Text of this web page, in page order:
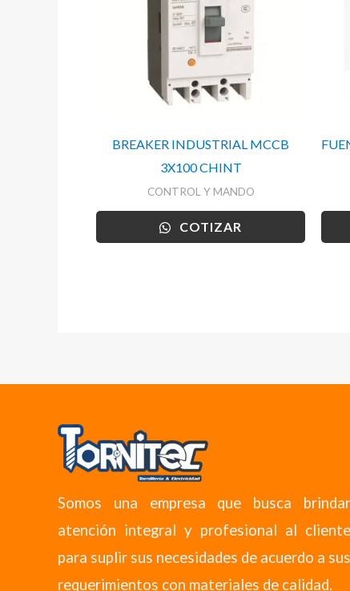
BREAKER INDUSTRIAL MCCB
3X100 CHINT
CONTROL Y MANDO
COTIZAR
Somos una empresa que busca brindar
atención integral y profesional al cliente
para suplir sus necesidades de acuerdo a sus
requerimientos con materiales de calidad.